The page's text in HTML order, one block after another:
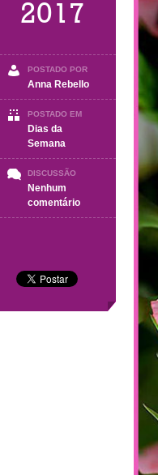
2017
POSTADO POR
Anna Rebello
POSTADO EM
Dias da
Semana
DISCUSSÃO
Nenhum
comentárioem
Sábado